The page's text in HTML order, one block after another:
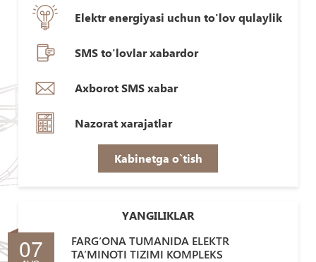
Elektr energiyasi uchun to'lov qulaylik
SMS to'lovlar xabardor
Axborot SMS xabar
Nazorat xarajatlar
Kabinetga o`tish
YANGILIKLAR
07
FARG‘ONA TUMANIDA ELEKTR
TA’MINOTI TIZIMI KOMPLEKS